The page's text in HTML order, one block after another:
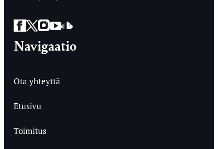
Facebook
Twitter
Instagram
YouTube
SoundCloud
Navigaatio
Ota yhteyttä
Etusivu
Toimitus